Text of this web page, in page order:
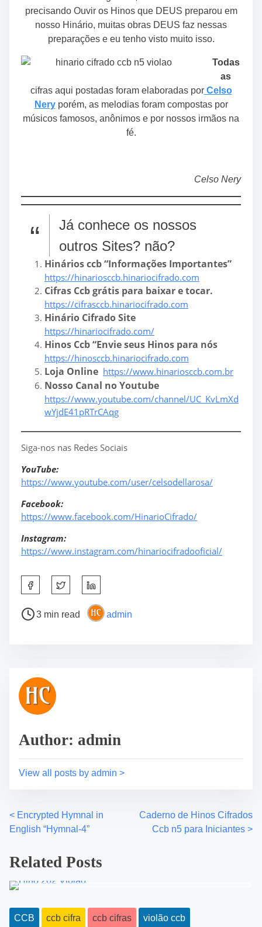
precisando Ouvir os Hinos que DEUS preparou em
nosso Hinário, muitas obras DEUS faz nessas
preparações e eu tenho visto muito isso.
Todas
as
cifras aqui postadas foram elaboradas porCelso
Neryporém, as melodias foram compostas por
músicos famosos, anônimos e por nossos irmãos na
fé.
Celso Nery
Já conhece os nossos
outros Sites? não?
Hinários ccb “Informações Importantes”
https://hinariosccb.hinariocifrado.com
Cifras Ccb grátis para baixar e tocar.
https://cifrasccb.hinariocifrado.com
Hinário Cifrado Site
https://hinariocifrado.com/
Hinos Ccb “Envie seus Hinos para nós
https://hinosccb.hinariocifrado.com
Loja Online https://www.hinariosccb.com.br
Nosso Canal no Youtube
https://www.youtube.com/channel/UC_KvLmXd
wYjdE41pRTrCAqg
Siga-nos nas Redes Sociais
YouTube:
https://www.youtube.com/user/celsodellarosa/
Facebook:
https://www.facebook.com/HinarioCifrado/
Instagram:
https://www.instagram.com/hinariocifradooficial/
h
a
p
s
n
P
e
d
i
3 min read admin
Author: admin
View all posts by admin >
P
s
t
s
< Encrypted Hymnal in
English “Hymnal-4”
Caderno de Hinos Cifrados
Ccb n5 para Iniciantes >
Related Posts
CCB ccb cifra ccb cifras violão ccb